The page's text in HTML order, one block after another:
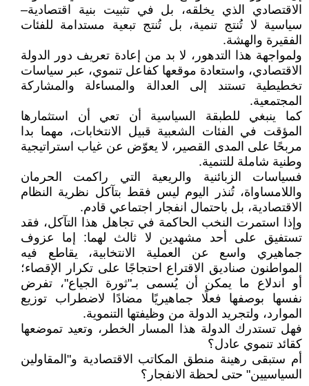
الاقتصادي الذي يخلقه، بل في تثبيت بنية اقتصادية–
سياسية لا تُنتج تنمية، بل تُنتج تبعية مستدامة للفئات
الفقيرة والهشة.
ولمواجهة هذا التدهور، لا بد من إعادة تعريف دور الدولة
الاقتصادي، واستعادة موقعها كفاعل تنموي، عبر سياسات
تخطيطية تستند إلى العدالة والمساءلة والمشاركة
المجتمعية.
كما ينبغي للطبقة السياسية أن تعي أن استثمارها
المؤقت في الفئات الشعبية قبيل الانتخابات، مهما بدا
مربحًا على المدى القصير، لا يعوّض عن غياب استراتيجية
وطنية شاملة للتنمية.
فسياسات الزبائنية والريعية التي راكمت الحرمان
واللامساواة، تُنذر اليوم ليس فقط بتآكل نظرية النظام
الاقتصادية، بل باحتمال انفجار اجتماعي قادم.
وإذا استمرت النخب الحاكمة في تجاهل هذا التآكل، فقد
تستفيق على أحد مشهدين لا ثالث لهما: إما عزوف
جماهيري واسع عن العملية الانتخابية، يقاطع فيه
المواطنون صناديق الاقتراع احتجاجًا على تكرار الإقصاء؛
أو اندلاع ما يمكن أن يُسمى بـ"ثورة الجياع"، تفرض
نفسها بوصفها فعلًا جماهيريًا مضادًا لاضطراب توزيع
الموارد، ولتجريد الدولة من وظيفتها التنموية.
فهل تستدرك الدولة هذا المسار الخطر، وتعيد تموضعها
كقائد تنموي عادل؟
أم ستبقى رهينة منطق المكاتب الاقتصادية و"المقاولين
السياسيين" حتى لحظة الانفجار؟